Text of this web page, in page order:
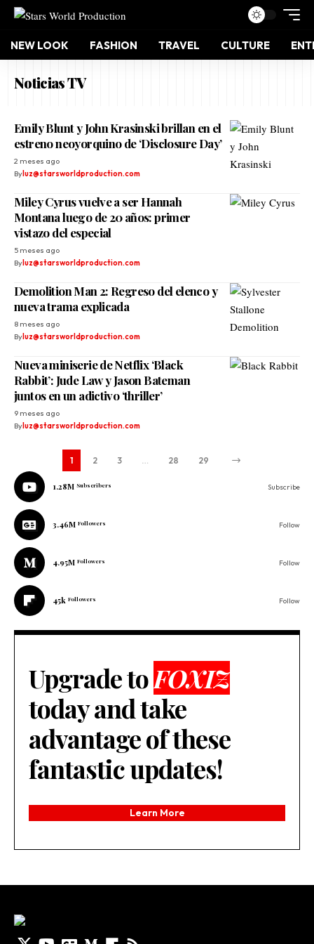
NEW LOOK FASHION TRAVEL CULTURE
Noticias TV
Emily Blunt y John Krasinski brillan en el
estreno neoyorquino de ‘Disclosure Day’
2 meses ago
By luz@starsworldproduction.com
Miley Cyrus vuelve a ser Hannah
Montana luego de 20 años: primer
vistazo del especial
5 meses ago
By luz@starsworldproduction.com
Demolition Man 2: Regreso del elenco y
nueva trama explicada
8 meses ago
By luz@starsworldproduction.com
Nueva miniserie de Netflix ‘Black
Rabbit’: Jude Law y Jason Bateman
juntos en un adictivo ‘thriller’
9 meses ago
By luz@starsworldproduction.com
1 2 3 … 28 29
1.28M Subscribers Subscribe
3.46M Followers Follow
4.95M Followers Follow
45k Followers Follow
Upgrade toFOXIZ
today and take
advantage of these
fantastic updates!
Learn More